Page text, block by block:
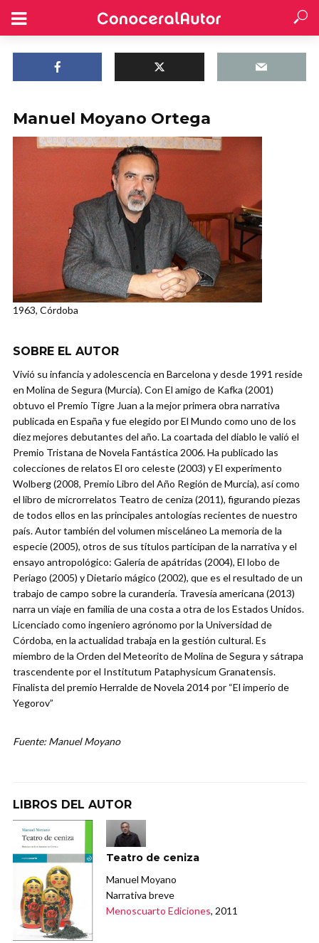
Manuel Moyano Ortega
1963, Córdoba
SOBRE EL AUTOR
Vivió su infancia y adolescencia en Barcelona y desde 1991 reside
en Molina de Segura (Murcia). Con El amigo de Kafka (2001)
obtuvo el Premio Tigre Juan a la mejor primera obra narrativa
publicada en España y fue elegido por El Mundo como uno de los
diez mejores debutantes del año. La coartada del diablo le valió el
Premio Tristana de Novela Fantástica 2006. Ha publicado las
colecciones de relatos El oro celeste (2003) y El experimento
Wolberg (2008, Premio Libro del Año Región de Murcia), así como
el libro de microrrelatos Teatro de ceniza (2011), figurando pie­zas
de todos ellos en las principales antologías recientes de nuestro
país. Autor también del volumen misceláneo La memoria de la
especie (2005), otros de sus títulos participan de la narrativa y el
ensayo antropológico: Galería de apátridas (2004), El lobo de
Periago (2005) y Dietario mágico (2002), que es el resultado de un
trabajo de campo sobre la curandería. Travesía americana (2013)
narra un viaje en familia de una costa a otra de los Estados Unidos.
Licenciado como ingeniero agrónomo por la Universidad de
Córdoba, en la actualidad trabaja en la gestión cultural. Es
miembro de la Orden del Meteorito de Molina de Segura y sátrapa
trascendente por el Institutum Pataphysicum Granatensis.
Finalista del premio Herralde de Novela 2014 por “El imperio de
Yegorov”
Fuente: Manuel Moyano
LIBROS DEL AUTOR
Teatro de ceniza
Manuel Moyano
Narrativa breve
Menoscuarto Ediciones, 2011